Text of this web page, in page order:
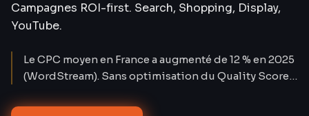
Campagnes ROI-first. Search, Shopping, Display,
YouTube.
Le CPC moyen en France a augmenté de 12 % en 2025
(WordStream). Sans optimisation du Quality Score,
de son potentiel. Nos comptes affichent un Quality